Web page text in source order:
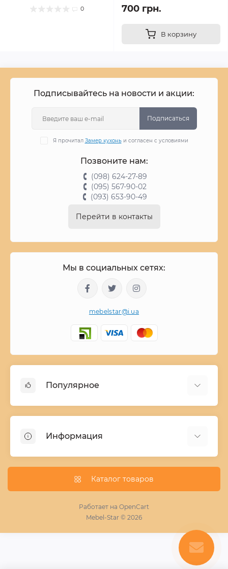
0 700 грн.
В корзину
Подписывайтесь на новости и акции:
Подписаться
Я прочитал Замер кухоньи согласен с условиями
Позвоните нам:
(098) 624-27-89
(095) 567-90-02
(093) 653-90-49
Перейти в контакты
Мы в социальных сетях:
mebelstar@i.ua
Популярное
Шкафы купе ширина 90-210 cм высота 220 cм
Комоды из дерева
Кухни
Информация
Условия поставки мебели
Фотопечать для шкафа купе
Пескоструй
Каталог товаров
Работает на OpenCart
Mebel-Star © 2026